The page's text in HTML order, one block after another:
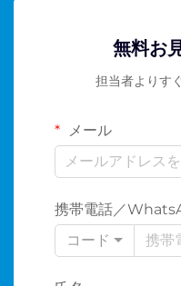
無料お
担当者よりす
メール
携帯電話／
コード